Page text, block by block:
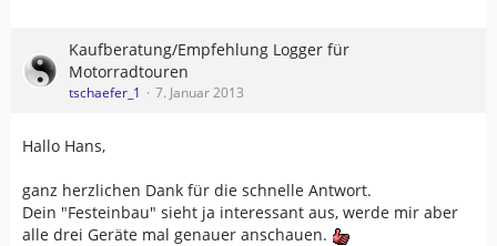
Kaufberatung/Empfehlung Logger für
Motorradtouren
tschaefer_1 7. Januar 2013
Hallo Hans,
ganz herzlichen Dank für die schnelle Antwort.
Dein "Festeinbau" sieht ja interessant aus, werde mir aber
alle drei Geräte mal genauer anschauen.